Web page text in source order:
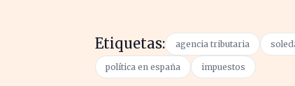
Etiquetas: agencia tributaria
política en españa impuestos